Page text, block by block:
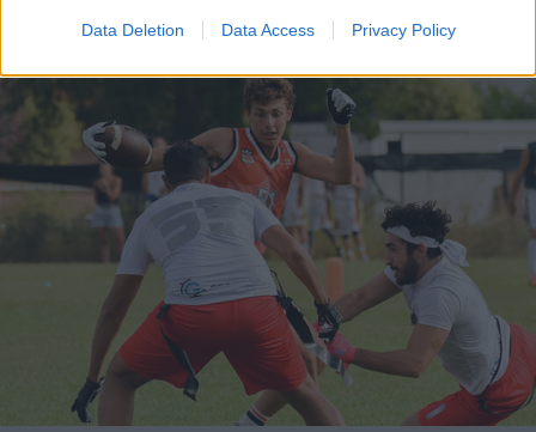
Data Deletion Data Access Privacy Policy